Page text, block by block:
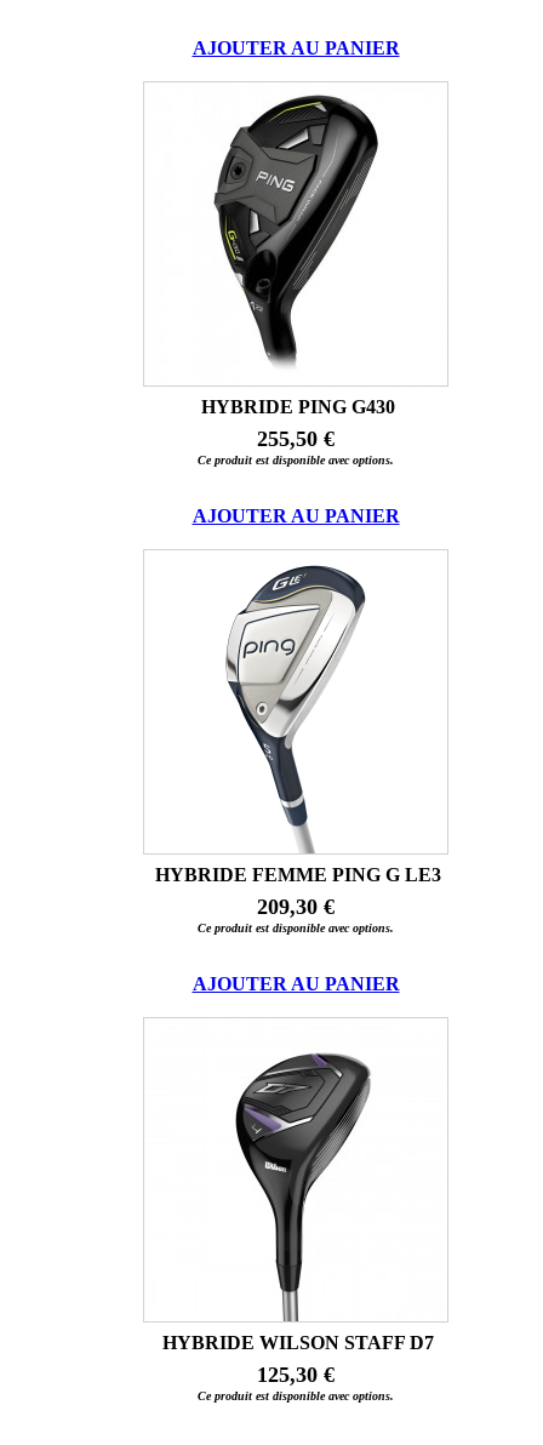
AJOUTER AU PANIER
HYBRIDE PING G430
255,50 €
Ce produit est disponible avec options.
AJOUTER AU PANIER
HYBRIDE FEMME PING G LE3
209,30 €
Ce produit est disponible avec options.
AJOUTER AU PANIER
HYBRIDE WILSON STAFF D7
125,30 €
Ce produit est disponible avec options.